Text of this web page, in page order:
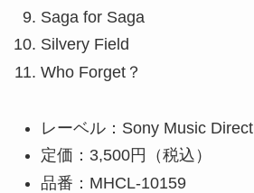
Saga for Saga
Silvery Field
Who Forget？
レーベル：Sony Music Direct
定価：3,500円（税込）
品番：MHCL-10159